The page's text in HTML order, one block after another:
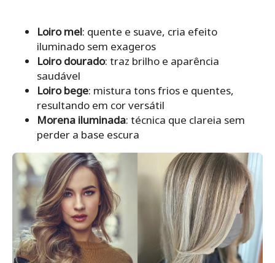
Loiro mel: quente e suave, cria efeito
iluminado sem exageros
Loiro dourado: traz brilho e aparência
saudável
Loiro bege: mistura tons frios e quentes,
resultando em cor versátil
Morena iluminada: técnica que clareia sem
perder a base escura